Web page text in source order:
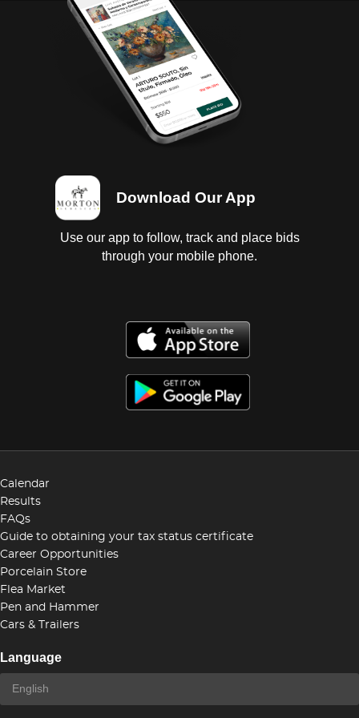
Download Our App
Use our app to follow, track and place bids
through your mobile phone.
Calendar
Results
FAQs
Guide to obtaining your tax status certificate
Career Opportunities
Porcelain Store
Flea Market
Pen and Hammer
Cars & Trailers
Language